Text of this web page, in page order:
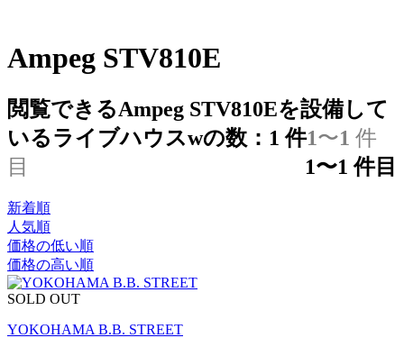
Ampeg STV810E
閲覧できるAmpeg STV810Eを設備して
いるライブハウスwの数： 1 件1〜1 件
目
1〜1 件目
新着順
人気順
価格の低い順
価格の高い順
SOLD OUT
YOKOHAMA B.B. STREET